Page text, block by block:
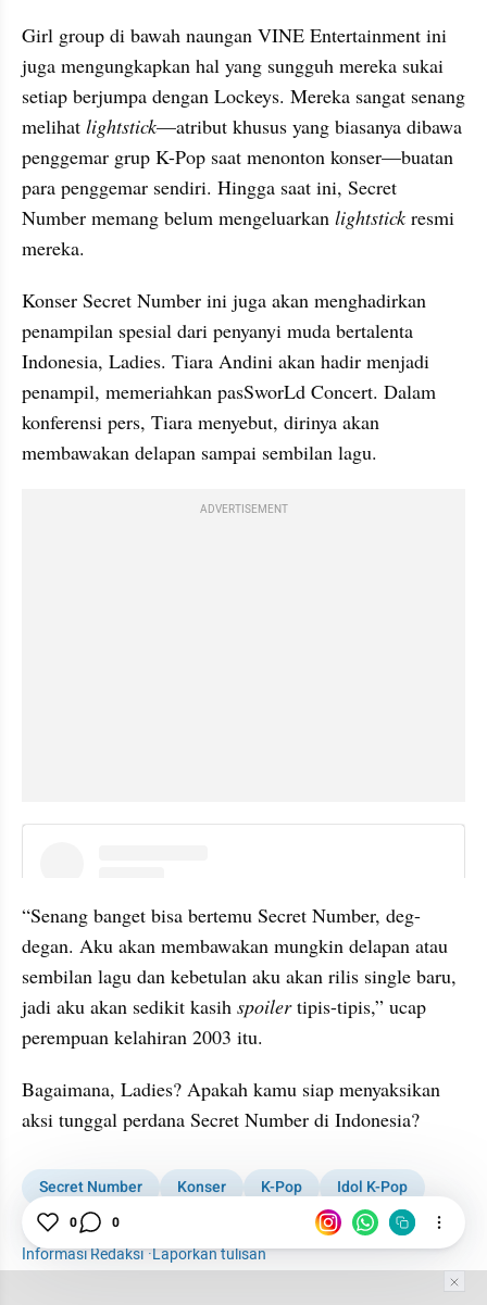
Girl group di bawah naungan VINE Entertainment ini
juga mengungkapkan hal yang sungguh mereka sukai
setiap berjumpa dengan Lockeys. Mereka sangat senang
melihat lightstick—atribut khusus yang biasanya dibawa
penggemar grup K-Pop saat menonton konser—buatan
para penggemar sendiri. Hingga saat ini, Secret
Number memang belum mengeluarkan lightstick resmi
mereka.
Konser Secret Number ini juga akan menghadirkan
penampilan spesial dari penyanyi muda bertalenta
Indonesia, Ladies. Tiara Andini akan hadir menjadi
penampil, memeriahkan pasSworLd Concert. Dalam
konferensi pers, Tiara menyebut, dirinya akan
membawakan delapan sampai sembilan lagu.
ADVERTISEMENT
“Senang banget bisa bertemu Secret Number, deg-
degan. Aku akan membawakan mungkin delapan atau
sembilan lagu dan kebetulan aku akan rilis single baru,
jadi aku akan sedikit kasih spoiler tipis-tipis,” ucap
perempuan kelahiran 2003 itu.
Bagaimana, Ladies? Apakah kamu siap menyaksikan
aksi tunggal perdana Secret Number di Indonesia?
Secret Number Konser K-Pop
Idol K-Pop
Dita Karang
Informasi Redaksi·Laporkan tulisan
0 0